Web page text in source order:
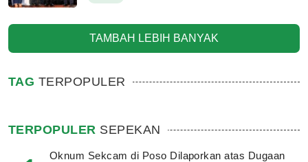
TAMBAH LEBIH BANYAK
TAG TERPOPULER
TERPOPULER SEPEKAN
Oknum Sekcam di Poso Dilaporkan atas Dugaan